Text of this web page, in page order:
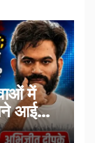
में
आई